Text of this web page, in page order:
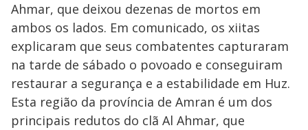
Ahmar, que deixou dezenas de mortos em
ambos os lados. Em comunicado, os xiitas
explicaram que seus combatentes capturaram
na tarde de sábado o povoado e conseguiram
restaurar a segurança e a estabilidade em Huz.
Esta região da província de Amran é um dos
principais redutos do clã Al Ahmar, que